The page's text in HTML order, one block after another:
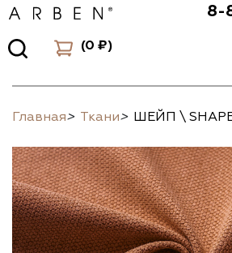
8-
(0 ₽)
Главная> Ткани> ШЕЙП \